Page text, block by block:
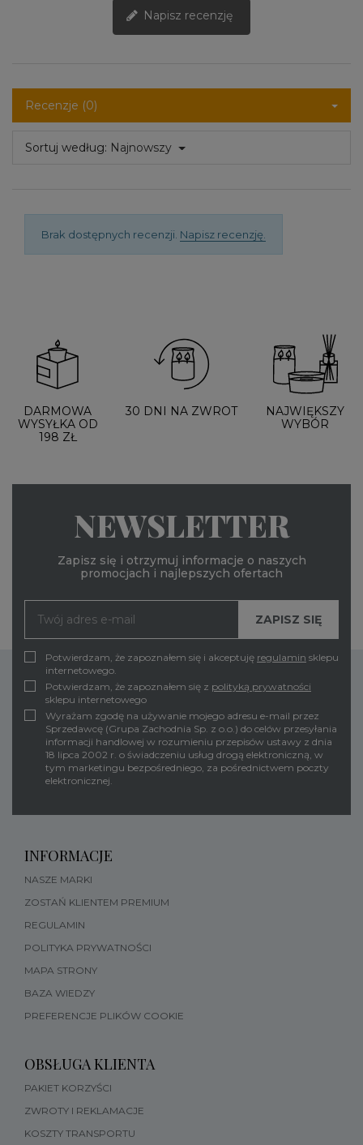
Napisz recenzję
Recenzje (0)
Sortuj według: Najnowszy
Brak dostępnych recenzji. Napisz recenzję.
DARMOWA
WYSYŁKA OD
198 ZŁ
30 DNI NA ZWROT
NAJWIĘKSZY
WYBÓR
NEWSLETTER
Zapisz się i otrzymuj informacje o naszych
promocjach i najlepszych ofertach
Potwierdzam, że zapoznałem się i akceptuję regulamin sklepu
internetowego.
Potwierdzam, że zapoznałem się z polityką prywatności
sklepu internetowego
Wyrażam zgodę na używanie mojego adresu e-mail przez
Sprzedawcę (Grupa Zachodnia Sp. z o.o.) do celów przesyłania
informacji handlowej w rozumieniu przepisów ustawy z dnia
18 lipca 2002 r. o świadczeniu usług drogą elektroniczną, w
tym marketingu bezpośredniego, za pośrednictwem poczty
elektronicznej.
INFORMACJE
NASZE MARKI
ZOSTAŃ KLIENTEM PREMIUM
REGULAMIN
POLITYKA PRYWATNOŚCI
MAPA STRONY
BAZA WIEDZY
PREFERENCJE PLIKÓW COOKIE
OBSŁUGA KLIENTA
PAKIET KORZYŚCI
ZWROTY I REKLAMACJE
KOSZTY TRANSPORTU